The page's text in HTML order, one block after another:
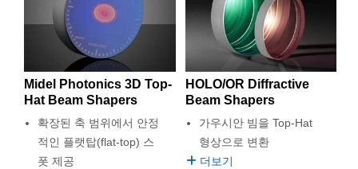
Components
Isolators
Objectives
Systems
Filters
Lenses
Accessories
and Optomechanics
Interface Cameras
Components
and Detection
또는 제품생산
Processing
Tomography
는 제품생산
Targets
and Detection
and Production
and Detection
and Production
따라 달라집니다.
에드몬드옵틱스에서
Diffractive Diffuser
, Diffractive Lens,
Diffractive Beamsplitter
, Diffractive Beam Sampler,Diffractive
Beam Shaper
Diffractive Axicon
Diffractive Vortex Phase Plate
에 이르는 방대한 제품군을 만나보세요. DOE는 소재 가공, 의료
및 미용 시술, 반도체 웨이퍼 검사 등 여러 어플리케이션에 사용
됩니다.
적절한 DOE를 선택하기 위해 도움이 필요하신가요? 고객 서비스
혹은 기술 지원 담당자에게
바랍니다.
Midel Photonics 3D Top-
Hat Beam Shapers
확장된 축 범위에서 안정
적인 플랫탑(flat-top) 스
폿 제공
HOLO/OR Diffractive
Beam Shapers
가우시안 빔을 Top-Hat
형상으로 변환
더보기